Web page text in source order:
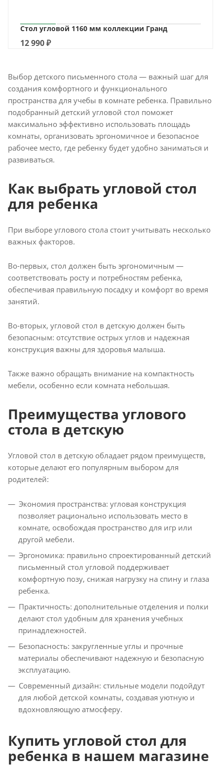
Стол угловой 1160 мм коллекции Гранд
12 990₽
Выбор детского письменного стола — важный шаг для
создания комфортного и функционального
пространства для учебы в комнате ребенка. Правильно
подобранный детский угловой стол поможет
максимально эффективно использовать площадь
комнаты, организовать эргономичное и безопасное
рабочее место, где ребенку будет удобно заниматься и
развиваться.
Как выбрать угловой стол
для ребенка
При выборе углового стола стоит учитывать несколько
важных факторов.
Во-первых, стол должен быть эргономичным —
соответствовать росту и потребностям ребенка,
обеспечивая правильную посадку и комфорт во время
занятий.
Во-вторых, угловой стол в детскую должен быть
безопасным: отсутствие острых углов и надежная
конструкция важны для здоровья малыша.
Также важно обращать внимание на компактность
мебели, особенно если комната небольшая.
Преимущества углового
стола в детскую
Угловой стол в детскую обладает рядом преимуществ,
которые делают его популярным выбором для
родителей:
Экономия пространства: угловая конструкция
позволяет рационально использовать место в
комнате, освобождая пространство для игр или
другой мебели.
Эргономика: правильно спроектированный детский
письменный стол угловой поддерживает
комфортную позу, снижая нагрузку на спину и глаза
ребенка.
Практичность: дополнительные отделения и полки
делают стол удобным для хранения учебных
принадлежностей.
Безопасность: закругленные углы и прочные
материалы обеспечивают надежную и безопасную
эксплуатацию.
Современный дизайн: стильные модели подойдут
для любой детской комнаты, создавая уютную и
вдохновляющую атмосферу.
Купить угловой стол для
ребенка в нашем магазине